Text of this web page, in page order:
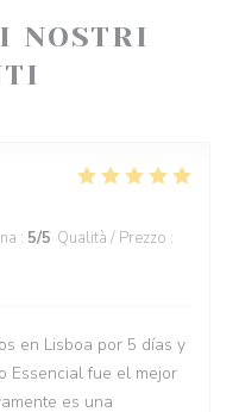
NOSTRI
: 5/5 Qualità / Prezzo :
en Lisboa por 5 días y
Essencial fue el mejor
es una